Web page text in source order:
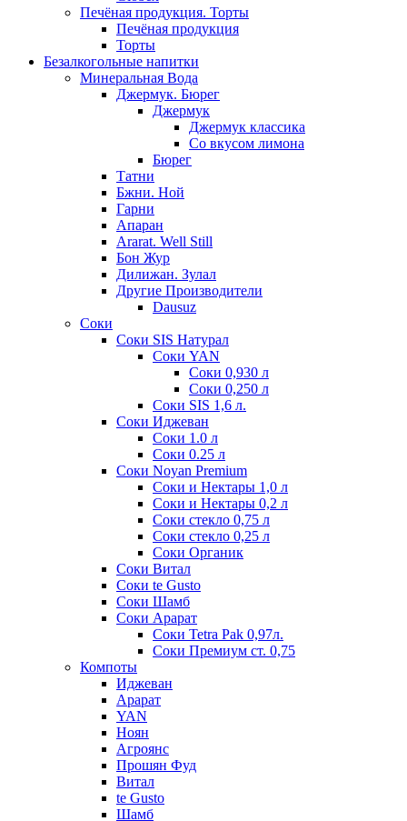
Печёная продукция. Торты
Печёная продукция
Торты
Безалкогольные напитки
Минеральная Вода
Джермук. Бюрег
Джермук
Джермук классика
Со вкусом лимона
Бюрег
Татни
Бжни. Ной
Гарни
Апаран
Ararat. Well Still
Бон Жур
Дилижан. Зулал
Другие Производители
Dausuz
Соки
Соки SIS Натурал
Соки YAN
Соки 0,930 л
Соки 0,250 л
Соки SIS 1,6 л.
Соки Иджеван
Соки 1.0 л
Соки 0.25 л
Соки Noyan Premium
Соки и Нектары 1,0 л
Соки и Нектары 0,2 л
Соки стекло 0,75 л
Соки стекло 0,25 л
Соки Органик
Соки Витал
Соки te Gusto
Соки Шамб
Соки Арарат
Соки Tetra Pak 0,97л.
Соки Премиум ст. 0,75
Компоты
Иджеван
Арарат
YAN
Ноян
Агроянс
Прошян Фуд
Витал
te Gusto
Шамб